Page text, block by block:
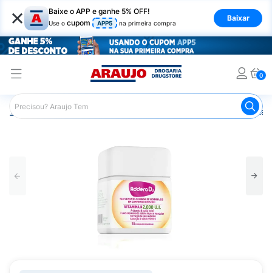
× Baixe o APP e ganhe 5% OFF!
Use o cupom APP5 na primeira compra
Baixar
0
Araujo Saúde e Bem Estar